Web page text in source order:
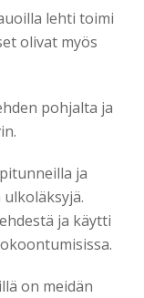
lehti toimi
olivat myös
pohjalta ja
ja
ja käytti
on meidän